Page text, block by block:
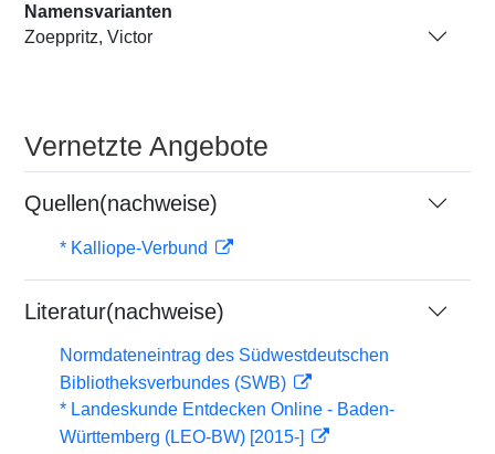
Namensvarianten
Zoeppritz, Victor
Vernetzte Angebote
Quellen(nachweise)
* Kalliope-Verbund
Literatur(nachweise)
Normdateneintrag des Südwestdeutschen
Bibliotheksverbundes (SWB)
* Landeskunde Entdecken Online - Baden-
Württemberg (LEO-BW) [2015-]